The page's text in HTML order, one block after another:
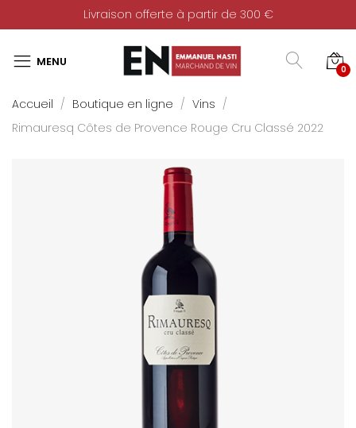
Livraison offerte à partir de 300 €
0
Accueil Boutique en ligne
Vins
Rimauresq Côtes de Provence Rouge Cru Classé 2022